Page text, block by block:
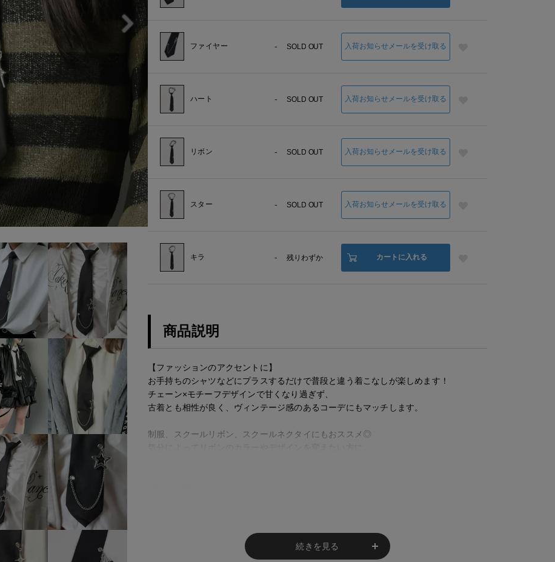
ファイヤー - SOLD OUT 入荷お知らせメールを受け取る
ハート - SOLD OUT 入荷お知らせメールを受け取る
リボン - SOLD OUT 入荷お知らせメールを受け取る
スター - SOLD OUT 入荷お知らせメールを受け取る
キラ - 残りわずか カートに入れる
商品説明
【ファッションのアクセントに】
お手持ちのシャツなどにプラスするだけで普段と違う着こなしが楽しめます！
チェーン×モチーフデザインで甘くなり過ぎず、
古着とも相性が良く、ヴィンテージ感のあるコーデにもマッチします。
制服、スクールリボン、スクールネクタイにもおススメ◎
あらかじめご了承ください。
総柄の商品は使用している生地の部分によって 写真と異なる場合がございま
続きを見る